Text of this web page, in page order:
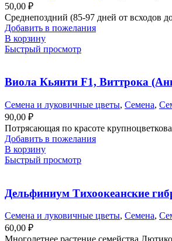
50,00 ₽
Среднепоздний (85-97 дней от всходов
Добавить в пожелания
В корзину
Быстрый просмотр
Виола Кьянти F1, Виттрока
Семена и луковичные цветы, Семена,
90,00 ₽
Потрясающая по красоте
Добавить в пожелания
В корзину
Быстрый просмотр
Дельфиниум Тихоокеанские
Семена и луковичные цветы, Семена,
60,00 ₽